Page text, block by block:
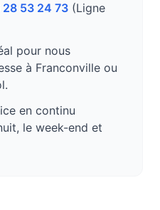
53 24 73 (Ligne
pour nous
à Franconville ou
en continu
le week-end et